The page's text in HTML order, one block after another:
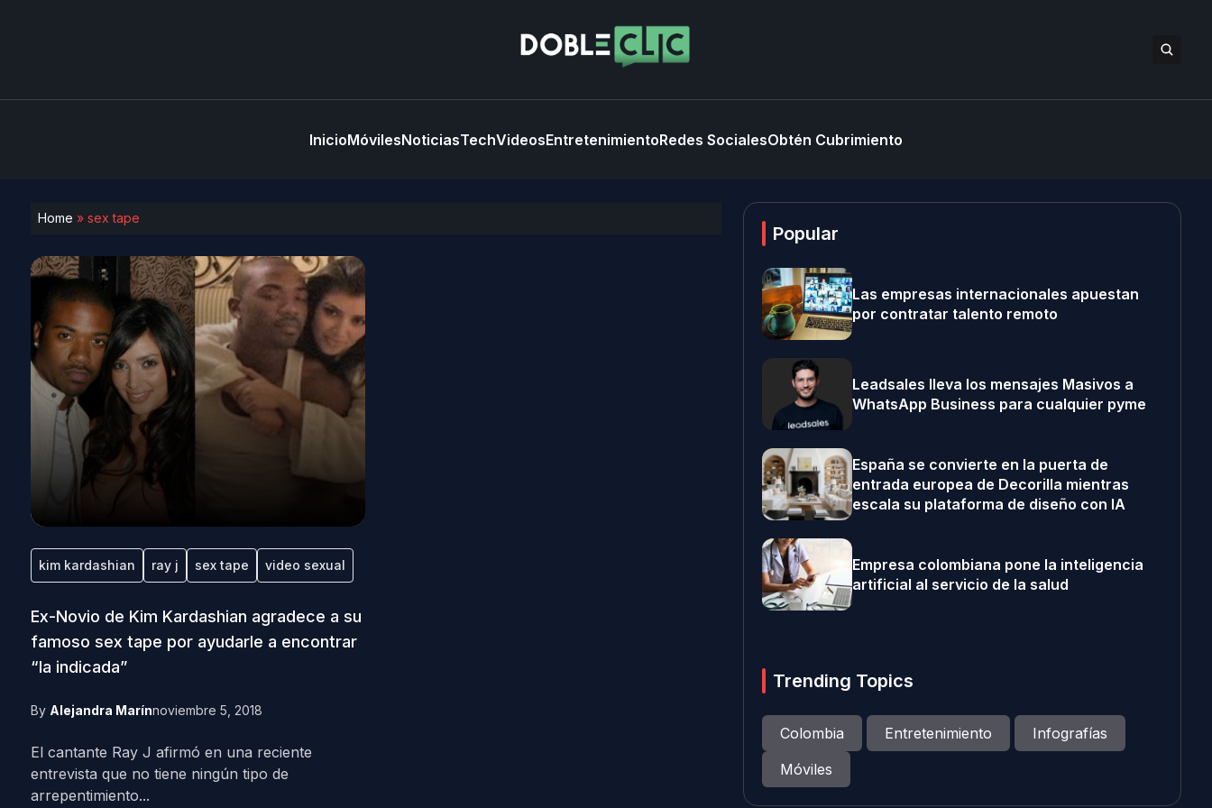
InicioMóvilesNoticiasTechVideosEntretenimientoRedes SocialesObtén Cubrimiento
Home » sex tape
kim kardashian ray j sex tape video sexual
Ex-Novio de Kim Kardashian agradece a su
famoso sex tape por ayudarle a encontrar
“la indicada”
By Alejandra Marínnoviembre 5, 2018
El cantante Ray J afirmó en una reciente
entrevista que no tiene ningún tipo de
arrepentimiento...
Popular
Las empresas internacionales apuestan
por contratar talento remoto
Leadsales lleva los mensajes Masivos a
WhatsApp Business para cualquier pyme
España se convierte en la puerta de
entrada europea de Decorilla mientras
escala su plataforma de diseño con IA
Empresa colombiana pone la inteligencia
artificial al servicio de la salud
Trending Topics
Colombia Entretenimiento
Infografías
Móviles